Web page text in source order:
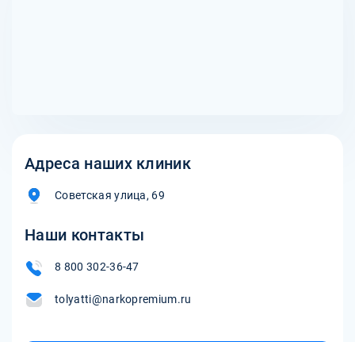
Адреса наших клиник
Советская улица, 69
Наши контакты
8 800 302-36-47
tolyatti@narkopremium.ru